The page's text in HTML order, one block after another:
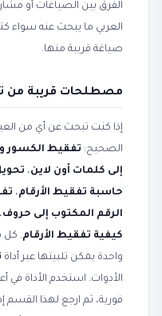
الفرق بين الصياغات أو
العربي ما يبحث عنه سواء
صياغة قريبة منها.
مصطلحات قريبة من
إذا كنت تبحث عن أي من
الصحيح: تفقيط الكسور
إلى كلمات أون لاين،
حاسبة تفقيط الأرقام،
الرقم المكتوب إلى حروف،
كيفية تفقيط الأرقام. كل
واحدة يمكن تلبيتها عبر أداة
الأدوات. استخدم الأداة
فورية، ثم ارجع لهذا القسم